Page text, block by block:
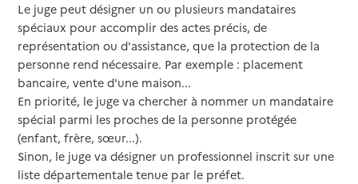
Le juge peut désigner un ou plusieurs mandataires
spéciaux pour accomplir des actes précis, de
représentation ou d'assistance, que la protection de la
personne rend nécessaire. Par exemple : placement
bancaire, vente d'une maison...
En priorité, le juge va chercher à nommer un mandataire
spécial parmi les proches de la personne protégée
(enfant, frère, sœur...).
Sinon, le juge va désigner un professionnel inscrit sur une
liste départementale tenue par le préfet.